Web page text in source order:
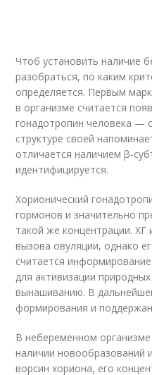
Чтоб установить наличие
разобраться, по каким
определяется. Первым
в организме считается
гонадотропин человека —
структуре своей
отличается наличием β-
идентифицируется.
Хорионический
гормонов и значительно
такой же концентрации. ХГ
вызова овуляции, однако
считается
для активизации
вынашиванию. В
формирования и
В небеременном
наличии новообразований
ворсин хориона, его